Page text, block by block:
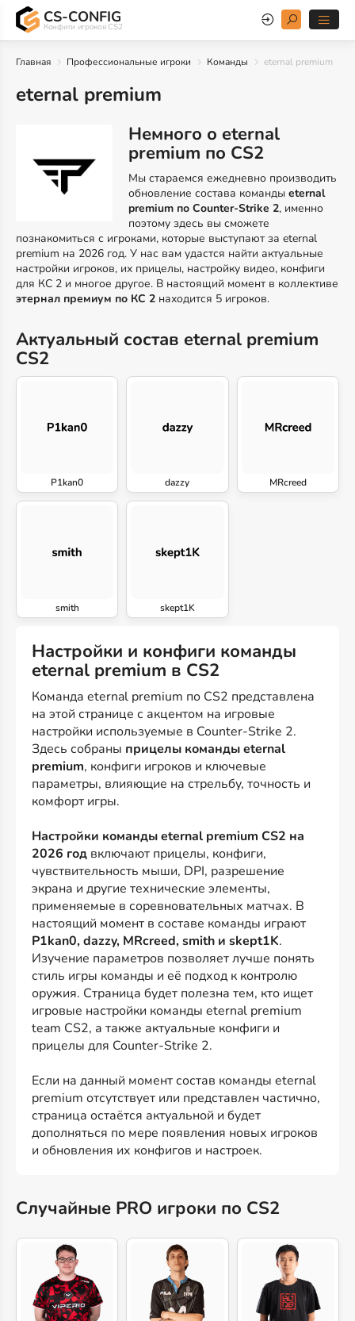
CS-CONFIG
Конфиги игроков CS2
Главная Профессиональные игроки Команды eternal premium
eternal premium
Немного о eternal
premium по CS2
Мы стараемся ежедневно производить
обновление состава командыeternal
premium по Counter-Strike 2, именно
поэтому здесь вы сможете
познакомиться с игроками, которые выступают за eternal
premium на 2026 год. У нас вам удастся найти актуальные
настройки игроков, их прицелы, настройку видео, конфиги
для КС 2 и многое другое. В настоящий момент в коллективе
этернал премиум по КС 2 находится 5 игроков.
Актуальный состав eternal premium
CS2
P1kan0 dazzy MRcreed
smith skept1K
Настройки и конфиги команды
eternal premium в CS2
Команда eternal premium по CS2 представлена
на этой странице с акцентом на игровые
настройки используемые в Counter-Strike 2.
Здесь собраны прицелы команды eternal
premium, конфиги игроков и ключевые
параметры, влияющие на стрельбу, точность и
комфорт игры.
Настройки команды eternal premium CS2 на
2026 год включают прицелы, конфиги,
чувствительность мыши, DPI, разрешение
экрана и другие технические элементы,
применяемые в соревновательных матчах. В
настоящий момент в составе команды играют
P1kan0, dazzy, MRcreed, smith и skept1K.
Изучение параметров позволяет лучше понять
стиль игры команды и её подход к контролю
оружия. Страница будет полезна тем, кто ищет
игровые настройки команды eternal premium
team CS2, а также актуальные конфиги и
прицелы для Counter-Strike 2.
Если на данный момент состав команды eternal
premium отсутствует или представлен частично,
страница остаётся актуальной и будет
дополняться по мере появления новых игроков
и обновления их конфигов и настроек.
Случайные PRO игроки по CS2